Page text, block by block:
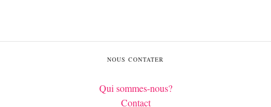
NOUS CONTATER
Qui sommes-nous?
Contact